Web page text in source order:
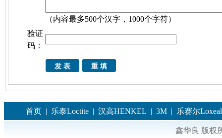
（内容最多500个汉字，1000个字符）
验证
码：
首页 | 乐泰Loctite | 汉高HENKEL | 3M | 乐赛尔Loxeal
鑫华良 版权